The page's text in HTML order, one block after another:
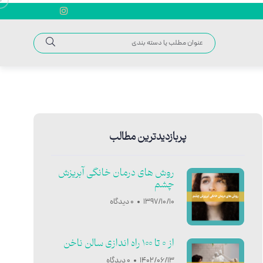
پربازدیدترین مطالب
روش های درمان خانگی آبریزش
چشم
1397/10/10 0 دیدگاه
از 0 تا 100 راه اندازی سالن ناخن
1402/06/13 0 دیدگاه